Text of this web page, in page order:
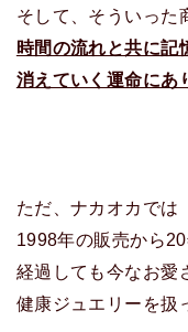
そして、そういった
時間の流れと共に記
消えていく運命にあ
ただ、ナカオカでは
1998年の販売から
経過しても今なお愛
健康ジュエリーを扱